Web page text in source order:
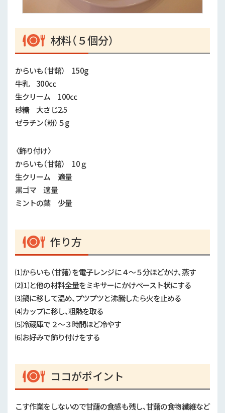
材料（５個分）
からいも（甘藷） 150g
牛乳 300㏄
生クリーム 100㏄
砂糖 大さじ2.5
ゼラチン（粉）５g
〈飾り付け〉
からいも（甘藷） 10ｇ
生クリーム 適量
黒ゴマ 適量
ミントの葉 少量
作り方
⑴からいも（甘藷）を電子レンジに４～５分ほどかけ、蒸す
⑵⑴と他の材料全量をミキサーにかけペースト状にする
⑶鍋に移して温め、プツプツと沸騰したら火を止める
⑷カップに移し、粗熱を取る
⑸冷蔵庫で２～３時間ほど冷やす
⑹お好みで飾り付けをする
ココがポイント
こす作業をしないので甘藷の食感も残し、甘藷の食物繊維など